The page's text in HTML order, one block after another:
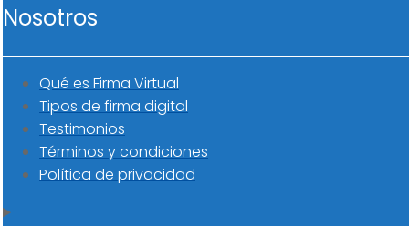
Nosotros
Qué es Firma Virtual
Tipos de firma digital
Testimonios
Términos y condiciones
Política de privacidad